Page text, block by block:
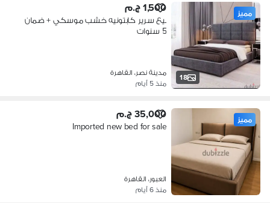
18
مميز 1,500 ج.م
بيع سرير كابتونيه خشب موسكي + ضمان
5 سنوات
مدينة نصر، القاهرة
منذ 5 أيام
مميز 35,000 ج.م
Imported new bed for sale
العبور، القاهرة
منذ 6 أيام